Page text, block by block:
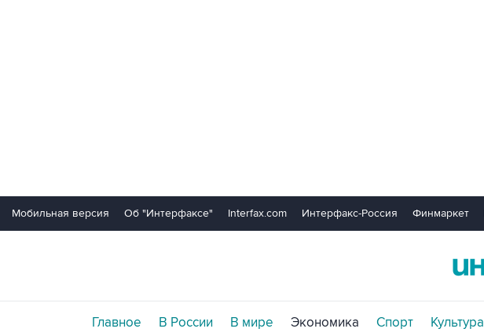
Мобильная версия Об "Интерфаксе" Interfax.com Интерфакс-Россия Финмаркет
Главное В России В мире Экономика Спорт Культура